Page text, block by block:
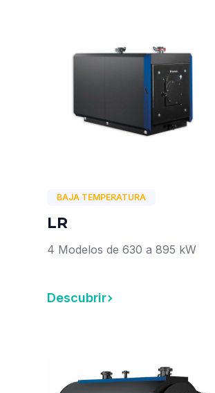
BAJA TEMPERATURA
LR
4 Modelos de 630 a 895 kW
Descubrir